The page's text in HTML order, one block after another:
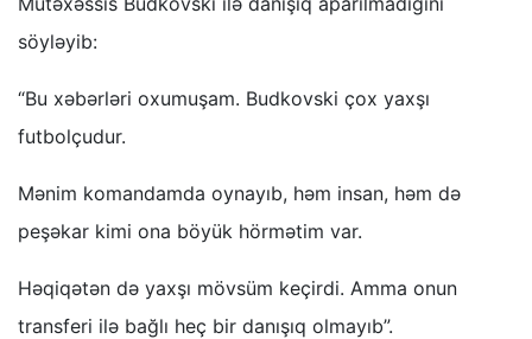
söyləyib:
“Bu xəbərləri oxumuşam. Budkovski çox yaxşı
futbolçudur.
Mənim komandamda oynayıb, həm insan, həm də
peşəkar kimi ona böyük hörmətim var.
Həqiqətən də yaxşı mövsüm keçirdi. Amma onun
transferi ilə bağlı heç bir danışıq olmayıb”.